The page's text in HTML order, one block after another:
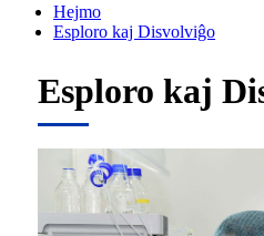
Hejmo
Esploro kaj Disvolviĝo
Esploro kaj